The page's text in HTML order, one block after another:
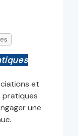
et
pratiques
une